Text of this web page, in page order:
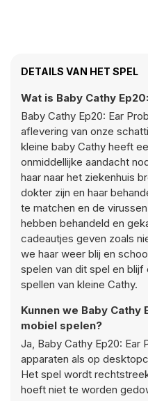
DETAILS VAN HET SPEL
Wat is Baby Cathy
Baby Cathy Ep20: Ear
aflevering van onze
kleine baby Cathy heeft
onmiddellijke aandacht
haar naar het ziekenhuis
dokter zijn en haar
te matchen en de
hebben behandeld en
cadeautjes geven zoals
we haar weer blij en
spelen van dit spel en
spellen van kleine Cathy.
Kunnen we Baby Cathy
mobiel spelen?
Ja, Baby Cathy Ep20: Ear
apparaten als op
Het spel wordt
hoeft niet te worden